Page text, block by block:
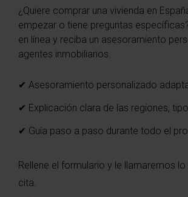
¿Quiere comprar una vivienda en
empezar o tiene preguntas
en línea y reciba un asesoramiento
agentes inmobiliarios.
✔ Asesoramiento personalizado
✔ Explicación clara de las regiones,
✔ Guía paso a paso durante todo el
Rellene el formulario y le llamaremos
cita.